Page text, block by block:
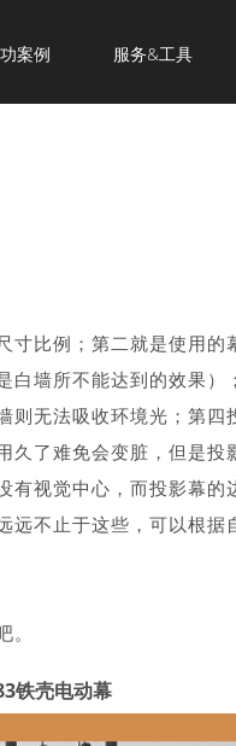
案例 服务&工具
寸比例；第二就是使用的
白墙所不能达到的效果）
则无法吸收环境光；第四
久了难免会变脏，但是投
有视觉中心，而投影幕的
远不止于这些，可以根据
铁壳电动幕